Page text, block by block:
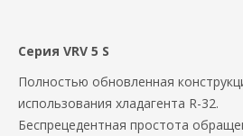
Серия VRV 5 S
Полностью обновленная
использования хладагента R-32.
Беспрецедентная простота